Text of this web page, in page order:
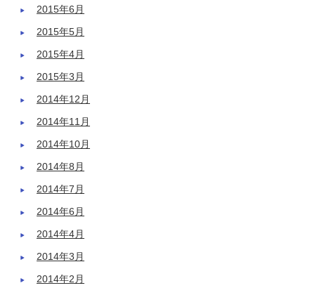
2015年6月
2015年5月
2015年4月
2015年3月
2014年12月
2014年11月
2014年10月
2014年8月
2014年7月
2014年6月
2014年4月
2014年3月
2014年2月